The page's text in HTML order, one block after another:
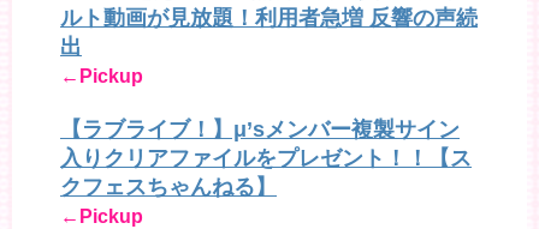
ルト動画が見放題！利用者急増 反響の声続
出
←Pickup
【ラブライブ！】μ’sメンバー複製サイン
入りクリアファイルをプレゼント！！【ス
クフェスちゃんねる】
←Pickup